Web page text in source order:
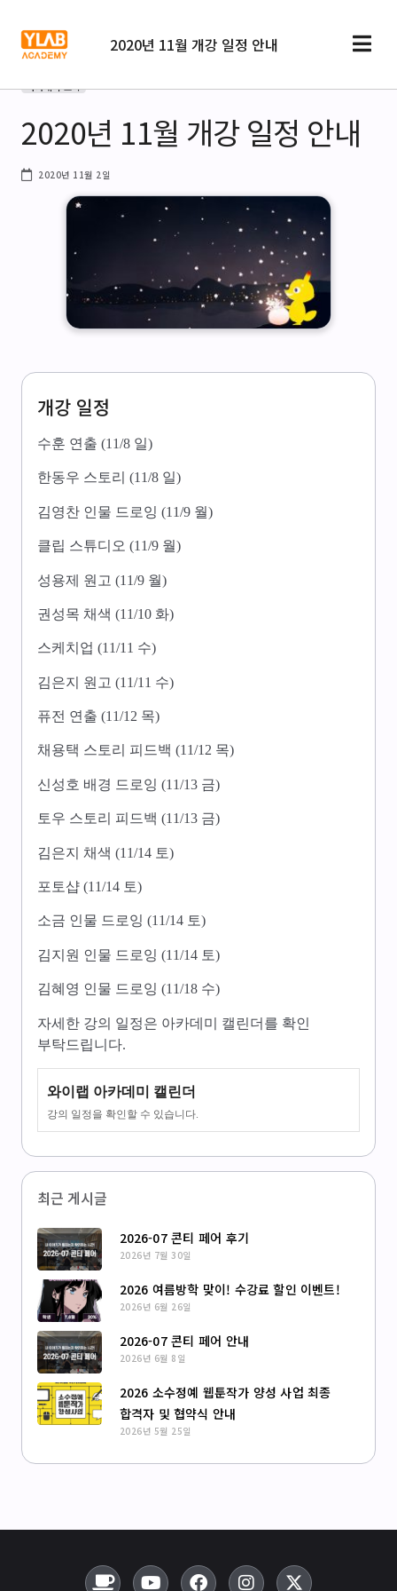
2020년 11월 개강 일정 안내
아카데미 소식
2020년 11월 개강 일정 안내
2020년 11월 2일
개강 일정
수훈 연출 (11/8 일)
한동우 스토리 (11/8 일)
김영찬 인물 드로잉 (11/9 월)
클립 스튜디오 (11/9 월)
성용제 원고 (11/9 월)
권성목 채색 (11/10 화)
스케치업 (11/11 수)
김은지 원고 (11/11 수)
퓨전 연출 (11/12 목)
채용택 스토리 피드백 (11/12 목)
신성호 배경 드로잉 (11/13 금)
토우 스토리 피드백 (11/13 금)
김은지 채색 (11/14 토)
포토샵 (11/14 토)
소금 인물 드로잉 (11/14 토)
김지원 인물 드로잉 (11/14 토)
​김혜영 인물 드로잉 (11/18 수)
자세한 강의 일정은 아카데미 캘린더를 확인
부탁드립니다.
와이랩 아카데미 캘린더
강의 일정을 확인할 수 있습니다.
최근 게시글
2026-07 콘티 페어 후기
2026년 7월 30일
2026 여름방학 맞이! 수강료 할인 이벤트!
2026년 6월 26일
2026-07 콘티 페어 안내
2026년 6월 8일
2026 소수정예 웹툰작가 양성 사업 최종
합격자 및 협약식 안내
2026년 5월 25일